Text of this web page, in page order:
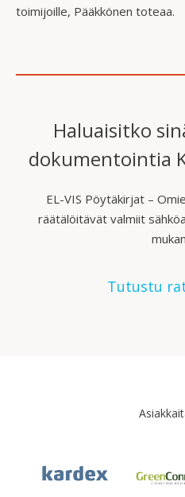
toimijoille, Pääkkönen toteaa.
Haluaisitko
dokumentointia
EL-VIS Pöytäkirjat –
räätälöitävät valmiit
Tutustu